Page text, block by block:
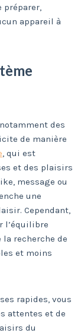
préparer,
appareil à
des
de manière
, qui est
et des plaisirs
message ou
une
Cependant,
l’équilibre
recherche de
et moins
rapides, vous
attentes et de
du